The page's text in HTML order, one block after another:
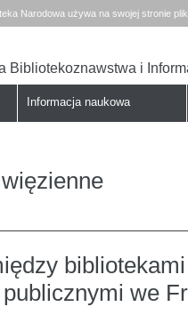
Narodowa używa na swojej stronie
Bibliotekoznawstwa i
Informacja naukowa
we